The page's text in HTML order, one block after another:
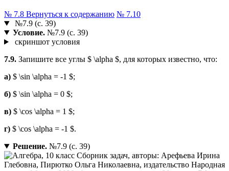
№ 7.8 Вернуться к содержанию № 7.10
№7.9 (с. 39)
Условие.№7.9 (с. 39)
скриншот условия
7.9. Запишите все углы $ \alpha $, для которых известно, что:
а) $ \sin \alpha = -1 $;
б) $ \sin \alpha = 0 $;
в) $ \cos \alpha = 1 $;
г) $ \cos \alpha = -1 $.
Решение.№7.9 (с. 39)